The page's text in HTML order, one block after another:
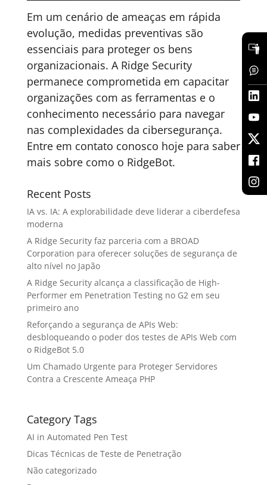
Em um cenário de ameaças em rápida
evolução, medidas preventivas são
essenciais para proteger os bens
organizacionais. A Ridge Security
permanece comprometida em capacitar
organizações com as ferramentas e o
conhecimento necessário para navegar
nas complexidades da cibersegurança.
Entre em contato conosco hoje para saber
mais sobre como o RidgeBot.
Recent Posts
IA vs. IA: A explorabilidade deve liderar a ciberdefesa
moderna
A Ridge Security faz parceria com a BROAD
Corporation para oferecer soluções de segurança de
alto nível no Japão
A Ridge Security alcança a classificação de High-
Performer em Penetration Testing no G2 em seu
primeiro ano
Reforçando a segurança de APIs Web:
desbloqueando o poder dos testes de APIs Web com
o RidgeBot 5.0
Um Chamado Urgente para Proteger Servidores
Contra a Crescente Ameaça PHP
Category Tags
AI in Automated Pen Test
Dicas Técnicas de Teste de Penetração
Não categorizado